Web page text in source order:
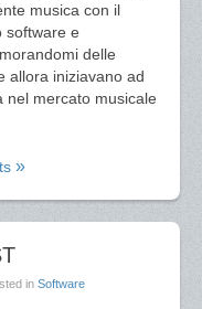
musica con il
software e
delle
allora iniziavano ad
nel mercato musicale
in Software